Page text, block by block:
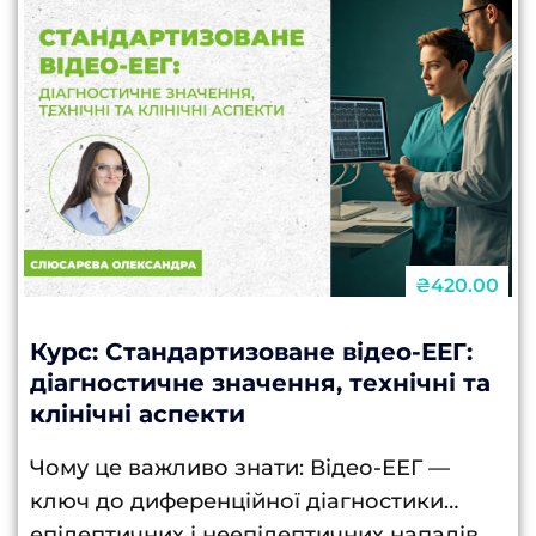
₴420.00
Курс: Стандартизоване відео-ЕЕГ:
діагностичне значення, технічні та
клінічні аспекти
Чому це важливо знати: Відео-ЕЕГ —
ключ до диференційної діагностики